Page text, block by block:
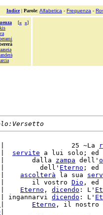
Indice| Parole: Alfabetica - Frequenza -
[« »]
|                 25 ~La
servite a lui solo;
|       dalla zampa dell'
|         dell' Eterno ;
ascolterà la sua
|       il vostro Dio ,
Eterno , dicendo : L'
| ingannarvi dicendo : L'
Eterno , il nostro